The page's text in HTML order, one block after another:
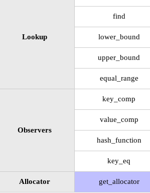
Lookup
find
lower_bound
upper_bound
equal_range
Observers
key_comp
value_comp
hash_function
key_eq
Allocator get_allocator